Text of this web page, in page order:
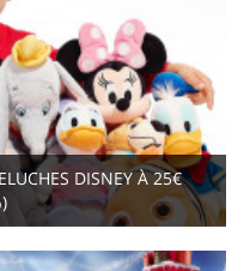
DISNEY À 25€